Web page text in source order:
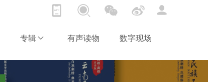
专辑 有声读物 数字现场